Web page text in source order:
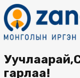
гарлаа!